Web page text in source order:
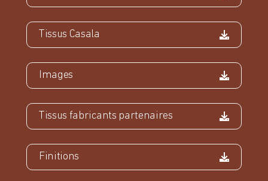
Tissus Casala
Images
Tissus fabricants partenaires
Finitions